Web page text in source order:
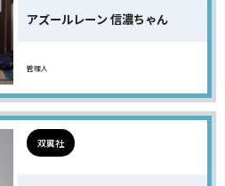
アズールレーン 信濃ちゃん
管理人
双翼社